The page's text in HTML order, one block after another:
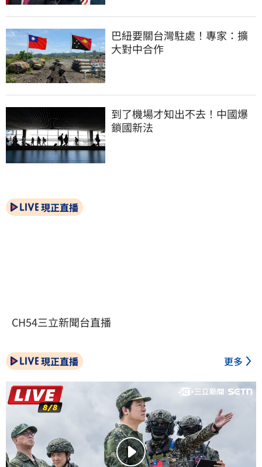
巴紐要關台灣駐處！專家：擴
大對中合作
到了機場才知出不去！中國爆
鎖國新法
現正直播
CH54三立新聞台直播
現正直播 更多